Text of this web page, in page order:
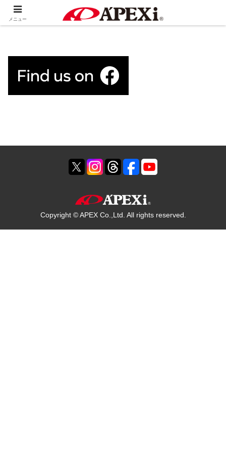
HOME
Copyright © APEX Co.,Ltd. All rights reserved.
メニュー